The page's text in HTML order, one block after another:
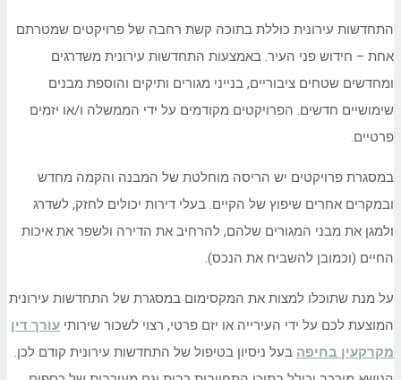
התחדשות עירונית כוללת בתוכה קשת רחבה של פרויקטים שמטרתם
אחת – חידוש פני העיר. באמצעות התחדשות עירונית משדרגים
ומחדשים שטחים ציבוריים, בנייני מגורים ותיקים והוספת מבנים
שימושיים חדשים. הפרויקטים מקודמים על ידי הממשלה ו/או יזמים
פרטיים.
במסגרת פרויקטים יש הריסה מוחלטת של המבנה והקמה מחדש
ובמקרים אחרים שיפוץ של הקיים. בעלי דירות יכולים לחזק, לשדרג
ולמגן את מבני המגורים שלהם, להרחיב את הדירה ולשפר את איכות
החיים (וכמובן להשביח את הנכס).
על מנת שתוכלו למצות את המקסימום במסגרת של התחדשות עירונית
המוצעת לכם על ידי העירייה או יזם פרטי, רצוי לשכור שירותי עורך דין
מקרקעין בחיפה בעל ניסיון בטיפול של התחדשות עירונית קודם לכן.